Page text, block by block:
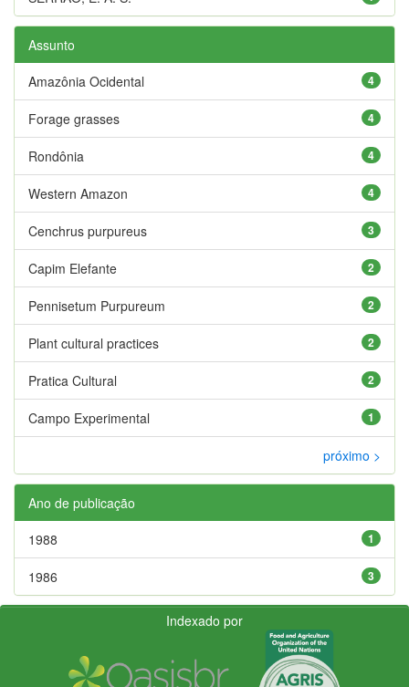
Assunto
4
Amazônia Ocidental
4
Forage grasses
4
Rondônia
4
Western Amazon
3
Cenchrus purpureus
2
Capim Elefante
2
Pennisetum Purpureum
2
Plant cultural practices
2
Pratica Cultural
1
Campo Experimental
próximo >
Ano de publicação
1
1988
3
1986
Indexado por